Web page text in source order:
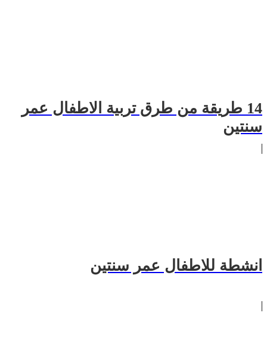
14 طريقة من طرق تربية الاطفال عمر
سنتين
انشطة للاطفال عمر سنتين